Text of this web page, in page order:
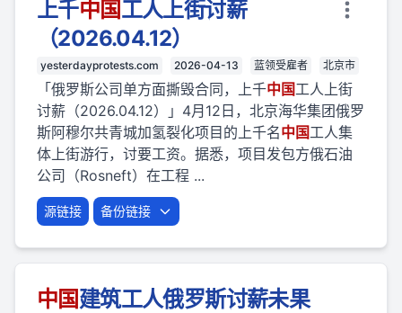
上千中国工人上街讨薪
（2026.04.12）
yesterdayprotests.com 2026-04-13 蓝领受雇者 北京市
「俄罗斯公司单方面撕毁合同，上千中国工人上街
讨薪（2026.04.12）」4月12日，北京海华集团俄罗
斯阿穆尔共青城加氢裂化项目的上千名中国工人集
体上街游行，讨要工资。据悉，项目发包方俄石油
公司（Rosneft）在工程 ...
源链接 备份链接
中国建筑工人俄罗斯讨薪未果